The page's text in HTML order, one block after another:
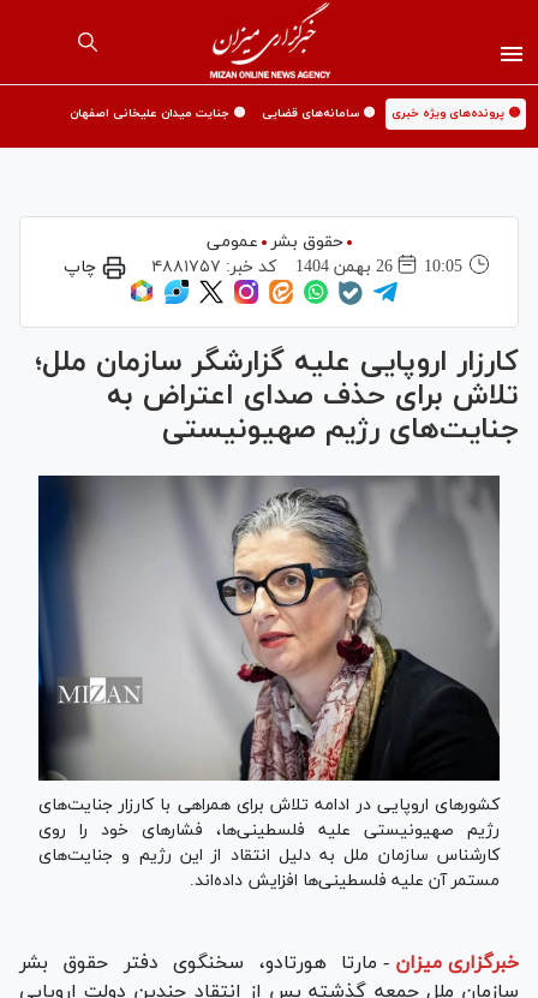
🟡 پرونده‌های ویژه خبری 🟡 سامانه‌های قضایی 🟡 جنایت میدان علیخانی اصفهان
حقوق بشر
عمومی
10:05
26 بهمن 1404 کد خبر: ۴۸۸۱۷۵۷ چاپ
کارزار اروپایی علیه گزارشگر سازمان ملل؛
تلاش برای حذف صدای اعتراض به
جنایت‌های رژیم صهیونیستی
کشور‌های اروپایی در ادامه تلاش برای همراهی با کارزار جنایت‌های
رژیم صهیونیستی علیه فلسطینی‌ها، فشار‌های خود را روی
کارشناس سازمان ملل به دلیل انتقاد از این رژیم و جنایت‌های
مستمر آن علیه فلسطینی‌ها افزایش داده‌اند.
خبرگزاری میزان - مارتا هورتادو، سخنگوی دفتر حقوق بشر
سازمان ملل جمعه گذشته پس از انتقاد چندین دولت اروپایی